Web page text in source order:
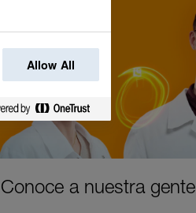
Conoce a nuestra gente
Allow All